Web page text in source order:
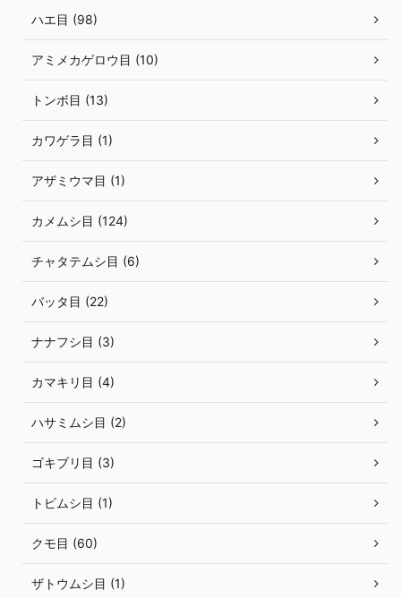
ハエ目 (98)
アミメカゲロウ目 (10)
トンボ目 (13)
カワゲラ目 (1)
アザミウマ目 (1)
カメムシ目 (124)
チャタテムシ目 (6)
バッタ目 (22)
ナナフシ目 (3)
カマキリ目 (4)
ハサミムシ目 (2)
ゴキブリ目 (3)
トビムシ目 (1)
クモ目 (60)
ザトウムシ目 (1)